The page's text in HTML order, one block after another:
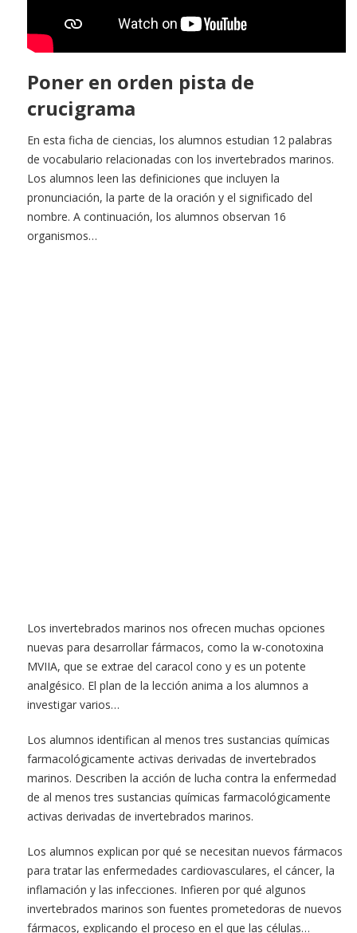
Poner en orden pista de
crucigrama
En esta ficha de ciencias, los alumnos estudian 12 palabras
de vocabulario relacionadas con los invertebrados marinos.
Los alumnos leen las definiciones que incluyen la
pronunciación, la parte de la oración y el significado del
nombre. A continuación, los alumnos observan 16
organismos…
Los invertebrados marinos nos ofrecen muchas opciones
nuevas para desarrollar fármacos, como la w-conotoxina
MVIIA, que se extrae del caracol cono y es un potente
analgésico. El plan de la lección anima a los alumnos a
investigar varios…
Los alumnos identifican al menos tres sustancias químicas
farmacológicamente activas derivadas de invertebrados
marinos. Describen la acción de lucha contra la enfermedad
de al menos tres sustancias químicas farmacológicamente
activas derivadas de invertebrados marinos.
Los alumnos explican por qué se necesitan nuevos fármacos
para tratar las enfermedades cardiovasculares, el cáncer, la
inflamación y las infecciones. Infieren por qué algunos
invertebrados marinos son fuentes prometedoras de nuevos
fármacos, explicando el proceso en el que las células…